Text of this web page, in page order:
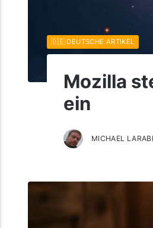
Mozilla
ein
MICHAEL
🇩🇪 DEUTSCHE ARTIKEL